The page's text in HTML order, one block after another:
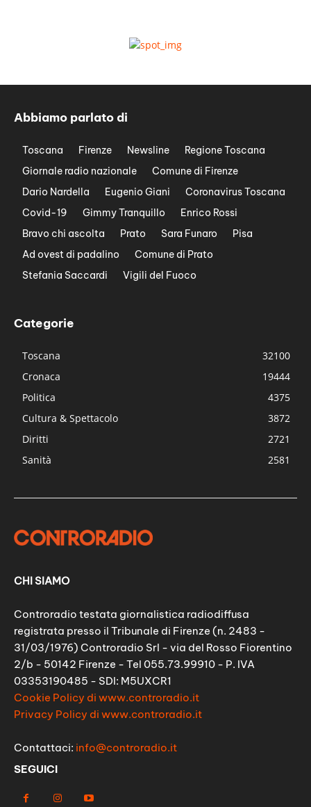
Abbiamo parlato di
Toscana Firenze Newsline
Regione Toscana
Giornale radio nazionale
Comune di Firenze
Dario Nardella
Eugenio Giani
Coronavirus Toscana
Covid-19
Gimmy Tranquillo
Enrico Rossi
Bravo chi ascolta
Prato Sara Funaro
Pisa
Ad ovest di padalino
Comune di Prato
Stefania Saccardi
Vigili del Fuoco
Categorie
Toscana
32100
Cronaca
19444
Politica
4375
Cultura & Spettacolo
3872
Diritti
2721
Sanità
2581
CHI SIAMO
Controradio testata giornalistica radiodiffusa
registrata presso il Tribunale di Firenze (n. 2483 -
31/03/1976) Controradio Srl - via del Rosso Fiorentino
2/b - 50142 Firenze - Tel 055.73.99910 - P. IVA
03353190485 - SDI: M5UXCR1
Cookie Policy di www.controradio.it
Privacy Policy di www.controradio.it
Contattaci: info@controradio.it
SEGUICI